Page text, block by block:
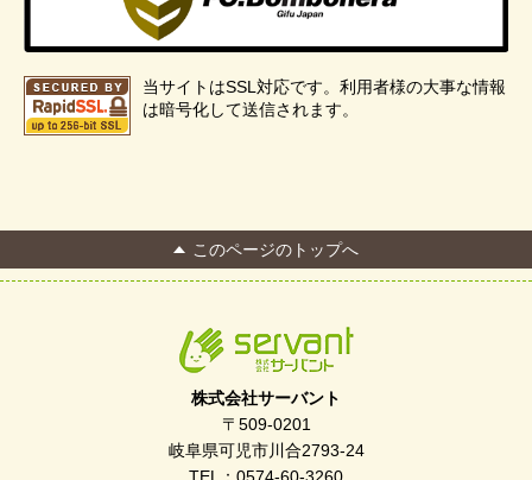
当サイトはSSL対応です。利用者様の大事な情報
は暗号化して送信されます。
このページのトップへ
株式会社サーバント
〒509-0201
岐阜県可児市川合2793-24
TEL：0574-60-3260